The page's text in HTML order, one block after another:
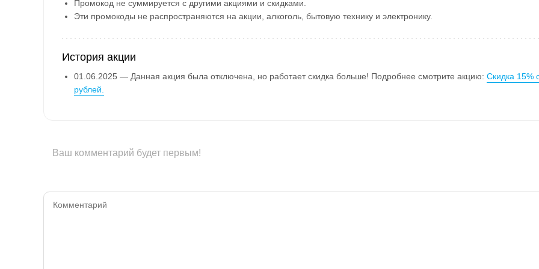
Промокод не суммируется с другими акциями и скидками.
Эти промокоды не распространяются на акции, алкоголь, бытовую технику и электронику.
История акции
01.06.2025 — Данная акция была отключена, но работает скидка больше! Подробнее смотрите акцию: Скидка 15%
рублей.
Ваш комментарий будет первым!